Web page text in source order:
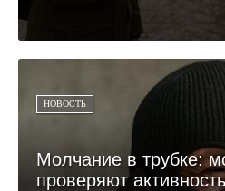
НОВОСТЬ
Молчание в трубке:
проверяют